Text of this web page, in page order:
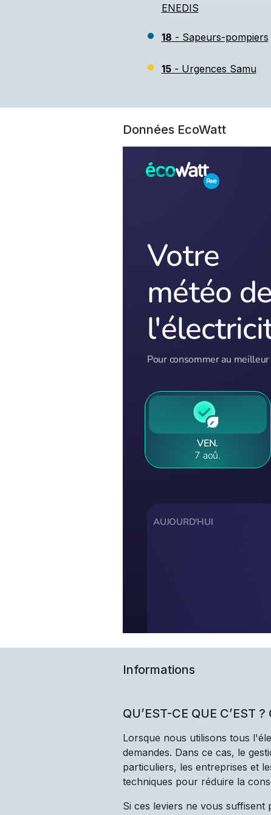
ENEDIS
18 - Sapeurs-pompiers
15- Urgences Samu
Données EcoWatt
Informations
QU’EST-CE QUE C’EST
Lorsque nous utilisons tous
demandes. Dans ce cas, le
particuliers, les entreprises et
techniques pour réduire la
Si ces leviers ne vous suffisent